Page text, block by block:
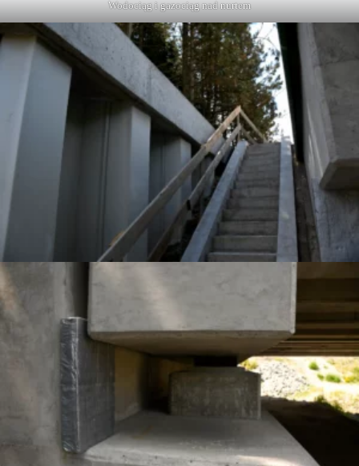
Wodociąg i gazociąg nad nurtem